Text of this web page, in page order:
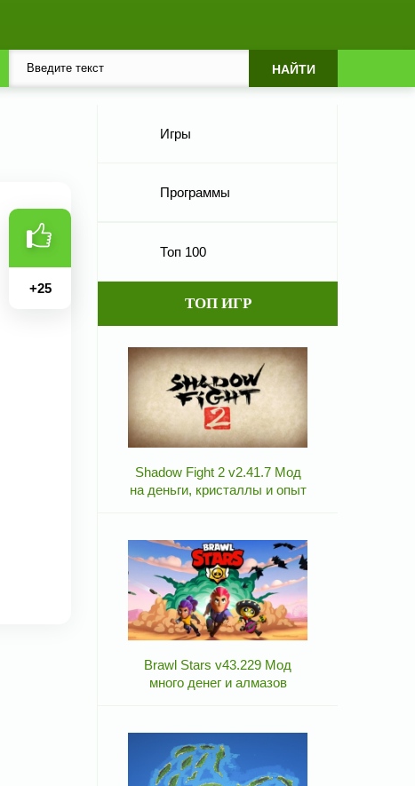
+25
Игры
Программы
Топ 100
ТОП ИГР
Shadow Fight 2 v2.41.7 Мод
на деньги, кристаллы и опыт
Brawl Stars v43.229 Мод
много денег и алмазов